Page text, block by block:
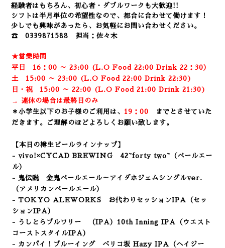
経験者はもちろん、初心者・ダブルワークも大歓迎!!
シフトは半月単位の希望性なので、都合に合わせて働けます！
少しでも興味があったら、お気軽にお問い合わせください。
☎ 0339871588 担当：佐々木
★営業時間
平日 16：00 ～ 23:00 (L.O Food 22:00 Drink 22：30）
土 15:00 ～ 23:00 (L.O Food 22:00 Drink 22:30)
日・祝 15:00 ～ 22:00 (L.O Food 21:00 Drink 21:30)
→ 連休の場合は最終日のみ
＊小学生以下のお子様のご利用は、 19：00
までとさせていた
だきます。ご理解のほどよろしくお願い致します。
【本日の樽生ビールラインナップ】
- vivo!×CYCAD BREWING 42~forty two~ （ペールエー
ル）
- 鬼伝説 金鬼ペールエール～アイダホジェムシングルver.
（アメリカンペールエール）
- TOKYO ALEWORKS お代わりセッションIPA （セッ
ションIPA）
- うしとらブルワリー （IPA）10th Inning IPA（ウエスト
コーストスタイルIPA）
- カンパイ！ブルーイング ベリコ坂 Hazy IPA（ヘイジー